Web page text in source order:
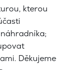
kterou
Děkujeme